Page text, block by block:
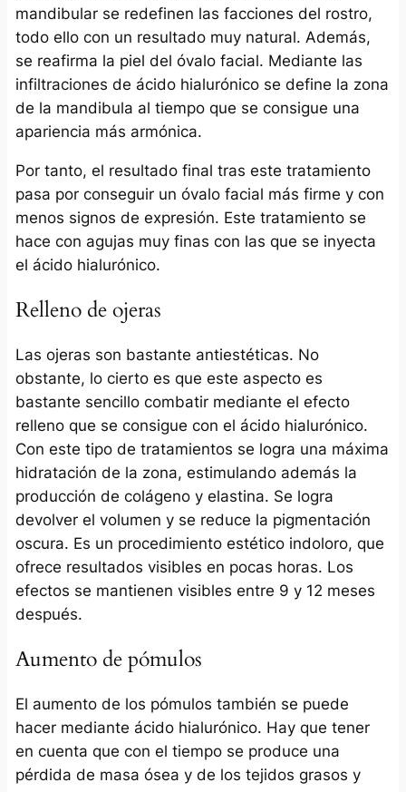
mandibular se redefinen las facciones del rostro,
todo ello con un resultado muy natural. Además,
se reafirma la piel del óvalo facial. Mediante las
infiltraciones de ácido hialurónico se define la zona
de la mandibula al tiempo que se consigue una
apariencia más armónica.
Por tanto, el resultado final tras este tratamiento
pasa por conseguir un óvalo facial más firme y con
menos signos de expresión. Este tratamiento se
hace con agujas muy finas con las que se inyecta
el ácido hialurónico.
Relleno de ojeras
Las ojeras son bastante antiestéticas. No
obstante, lo cierto es que este aspecto es
bastante sencillo combatir mediante el efecto
relleno que se consigue con el ácido hialurónico.
Con este tipo de tratamientos se logra una máxima
hidratación de la zona, estimulando además la
producción de colágeno y elastina. Se logra
devolver el volumen y se reduce la pigmentación
oscura. Es un procedimiento estético indoloro, que
ofrece resultados visibles en pocas horas. Los
efectos se mantienen visibles entre 9 y 12 meses
después.
Aumento de pómulos
El aumento de los pómulos también se puede
hacer mediante ácido hialurónico. Hay que tener
en cuenta que con el tiempo se produce una
pérdida de masa ósea y de los tejidos grasos y